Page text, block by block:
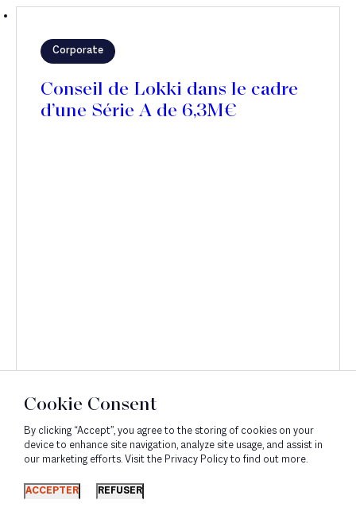
Corporate
Conseil de Lokki dans le cadre
d’une Série A de 6,3M€
Découvrir
Cookie Consent
By clicking “Accept”, you agree to the storing of cookies on your
device to enhance site navigation, analyze site usage, and assist in
our marketing efforts. Visit the Privacy Policy to find out more.
ACCEPTER REFUSER